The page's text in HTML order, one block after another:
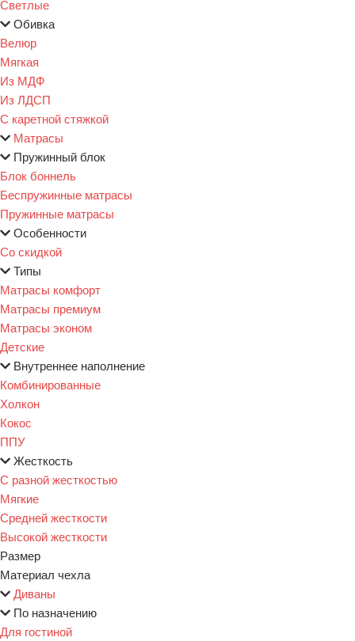
Светлые
Обивка
Велюр
Мягкая
Из МДФ
Из ЛДСП
С каретной стяжкой
Матрасы
Пружинный блок
Блок боннель
Беспружинные матрасы
Пружинные матрасы
Особенности
Со скидкой
Типы
Матрасы комфорт
Матрасы премиум
Матрасы эконом
Детские
Внутреннее наполнение
Комбинированные
Холкон
Кокос
ППУ
Жесткость
С разной жесткостью
Мягкие
Средней жесткости
Высокой жесткости
Размер
Материал чехла
Диваны
По назначению
Для гостиной